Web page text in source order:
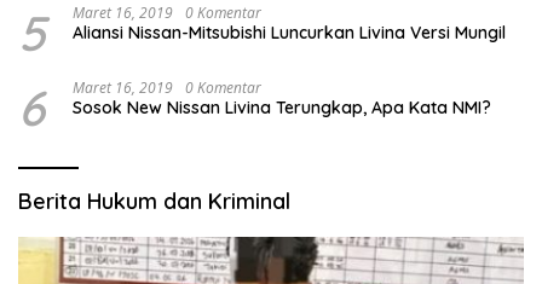
5 Maret 16, 2019 0 Komentar
Aliansi Nissan-Mitsubishi Luncurkan Livina Versi Mungil
6 Maret 16, 2019 0 Komentar
Sosok New Nissan Livina Terungkap, Apa Kata NMI?
Berita Hukum dan Kriminal